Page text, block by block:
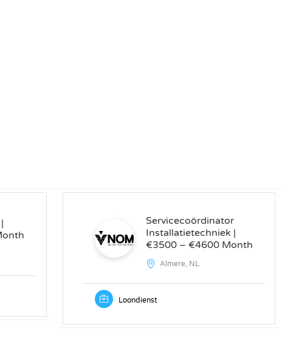
Servicecoördinator
Installatietechniek |
€3500 – €4600 Month
Almere, NL
Loondienst